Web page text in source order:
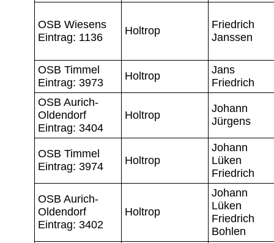
OSB Wiesens
Eintrag: 1136
Holtrop
Friedrich
Janssen
OSB Timmel
Eintrag: 3973
Holtrop
Jans
Friedrich
OSB Aurich-
Oldendorf
Eintrag: 3404
Holtrop
Johann
Jürgens
OSB Timmel
Eintrag: 3974
Holtrop
Johann
Lüken
Friedrich
OSB Aurich-
Oldendorf
Eintrag: 3402
Holtrop
Johann
Lüken
Friedrich
Bohlen